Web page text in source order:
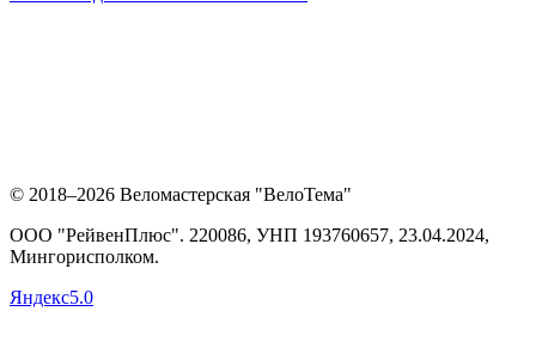
© 2018–2026 Веломастерская "ВелоТема"
ООО "РейвенПлюс". 220086, УНП 193760657, 23.04.2024,
Мингорисполком.
Яндекс5.0